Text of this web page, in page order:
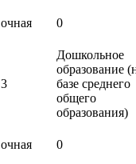
очная 0
3
Дошкольное
образование
базе среднего
общего
образования)
очная 0